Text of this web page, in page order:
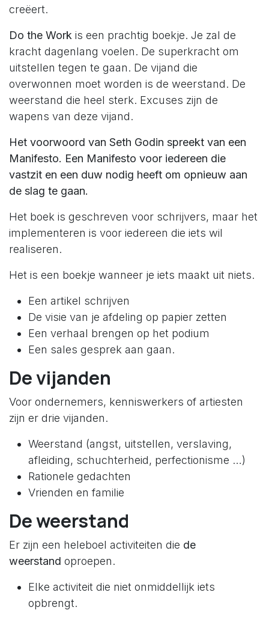
creëert.
Do the Work is een prachtig boekje. Je zal de
kracht dagenlang voelen. De superkracht om
uitstellen tegen te gaan. De vijand die
overwonnen moet worden is de weerstand. De
weerstand die heel sterk. Excuses zijn de
wapens van deze vijand.
Het voorwoord van Seth Godin spreekt van een
Manifesto. Een Manifesto voor iedereen die
vastzit en een duw nodig heeft om opnieuw aan
de slag te gaan.
Het boek is geschreven voor schrijvers, maar het
implementeren is voor iedereen die iets wil
realiseren.
Het is een boekje wanneer je iets maakt uit niets.
Een artikel schrijven
De visie van je afdeling op papier zetten
Een verhaal brengen op het podium
Een sales gesprek aan gaan.
De vijanden
Voor ondernemers, kenniswerkers of artiesten
zijn er drie vijanden.
Weerstand (angst, uitstellen, verslaving,
afleiding, schuchterheid, perfectionisme …)
Rationele gedachten
Vrienden en familie
De weerstand
Er zijn een heleboel activiteiten die de
weerstand oproepen.
Elke activiteit die niet onmiddellijk iets
opbrengt.